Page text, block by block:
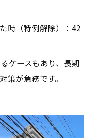
時（特例解除）：42
ケースもあり、長期
策が急務です。